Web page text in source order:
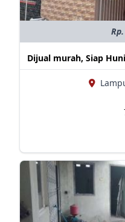
Dijual murah, Siap